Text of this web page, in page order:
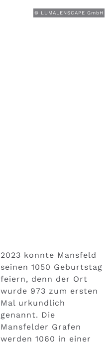
© LUMALENSCAPE GmbH
2023 konnte Mansfeld
seinen 1050 Geburtstag
feiern, denn der Ort
wurde 973 zum ersten
Mal urkundlich
genannt. Die
Mansfelder Grafen
werden 1060 in einer